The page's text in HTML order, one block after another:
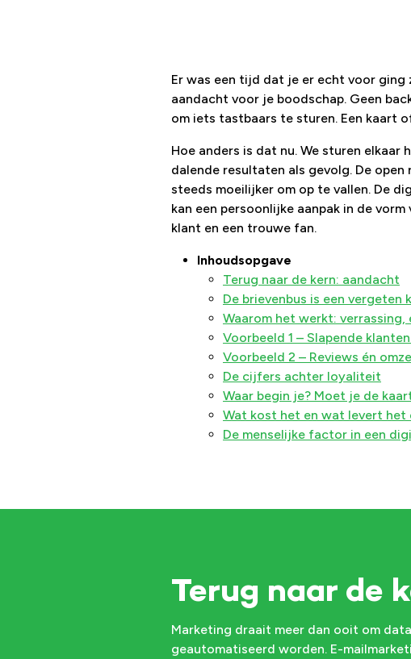
Er was een tijd dat je er echt voor ging
aandacht voor je boodschap. Geen
om iets tastbaars te sturen. Een kaart
Hoe anders is dat nu. We sturen
dalende resultaten als gevolg. De
steeds moeilijker om op te vallen. De
kan een persoonlijke aanpak in de
klant en een trouwe fan.
Inhoudsopgave
Terug naar de kern: aandacht
De brievenbus is een vergeten
Waarom het werkt:
Voorbeeld 1 – Slapende
Voorbeeld 2 – Reviews én
De cijfers achter loyaliteit
Waar begin je? Moet je de
Wat kost het en wat levert het
De menselijke factor in een
Terug naar de
Marketing draait meer dan ooit om
geautomatiseerd worden. E-